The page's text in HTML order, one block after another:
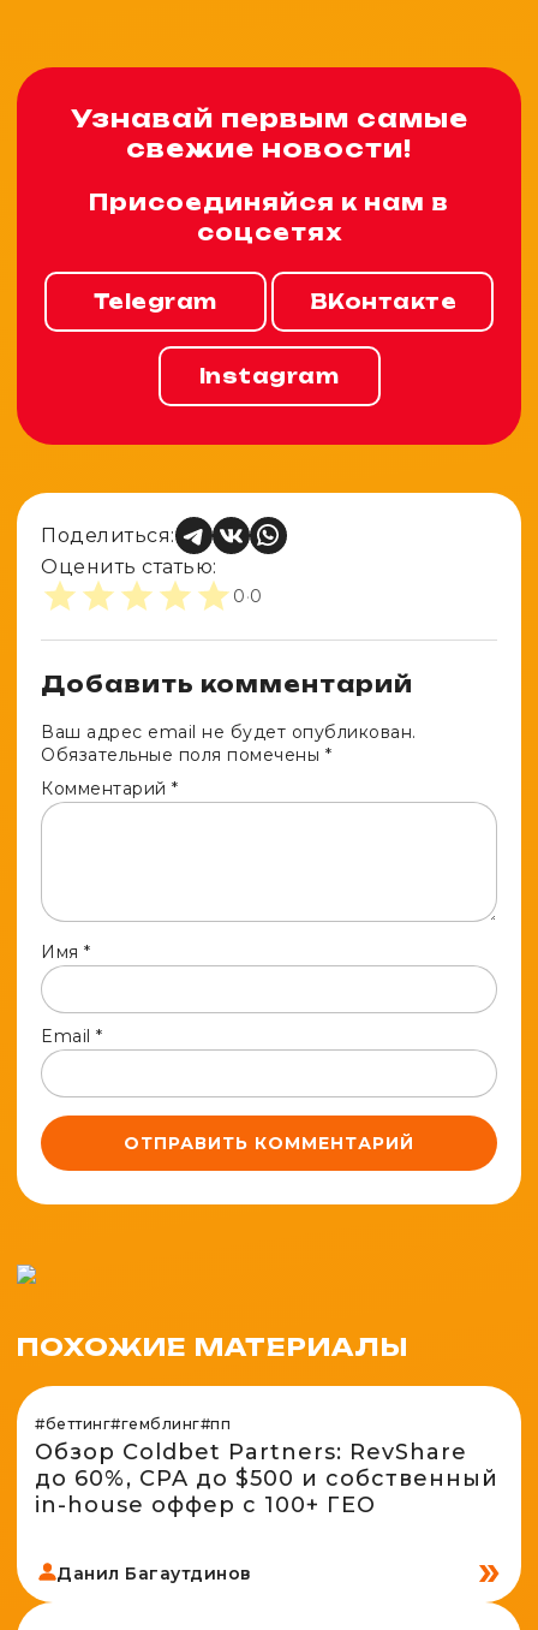
Узнавай первым самые
свежие новости!
Присоединяйся к нам в
соцсетях
Telegram ВКонтакте
Instagram
Поделиться:
Оценить статью:
0·0
Добавить комментарий
Ваш адрес email не будет опубликован.
Обязательные поля помечены *
Комментарий *
Имя *
Email *
ПОХОЖИЕ МАТЕРИАЛЫ
#беттинг#гемблинг#пп
Обзор Coldbet Partners: RevShare
до 60%, CPA до $500 и собственный
in-house оффер с 100+ ГЕО
Данил Багаутдинов